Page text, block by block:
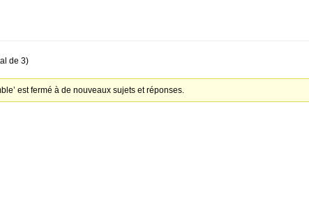
de 3)
est fermé à de nouveaux sujets et réponses.